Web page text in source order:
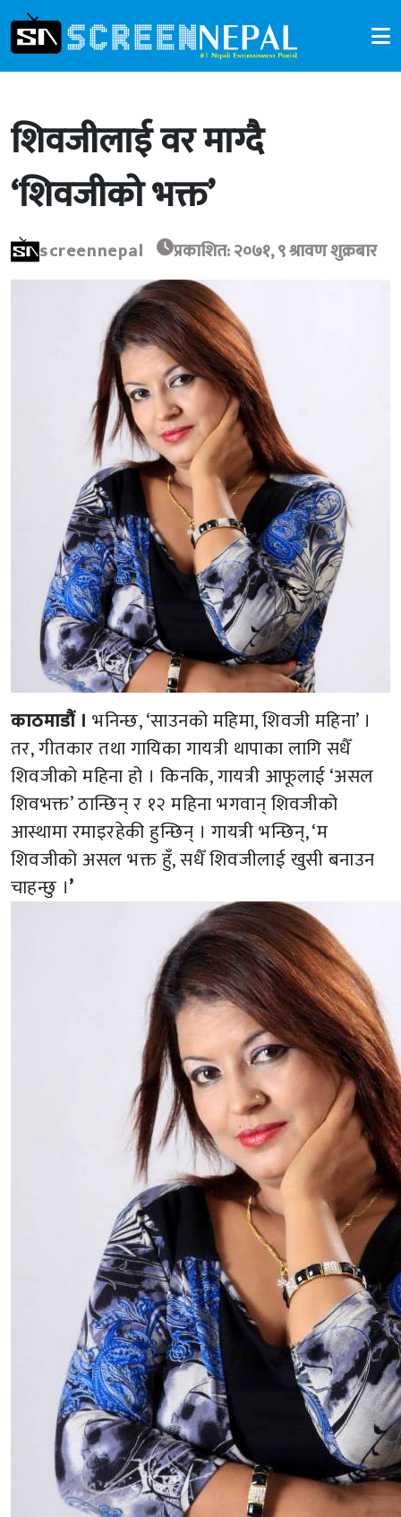
शिवजीलाई वर माग्दै
‘शिवजीको भक्त’
screennepal प्रकाशित: २०७१, ९ श्रावण शुक्रबार
काठमाडौं । भनिन्छ, ‘साउनको महिमा, शिवजी महिना’ ।
तर, गीतकार तथा गायिका गायत्री थापाका लागि सधैँ
शिवजीको महिना हो । किनकि, गायत्री आफूलाई ‘असल
शिवभक्त’ ठान्छिन् र १२ महिना भगवान् शिवजीको
आस्थामा रमाइरहेकी हुन्छिन् । गायत्री भन्छिन्, ‘म
शिवजीको असल भक्त हुँ, सधैँ शिवजीलाई खुसी बनाउन
चाहन्छु ।’